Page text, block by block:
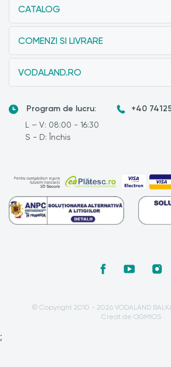
CATALOG
COMENZI SI LIVRARE
VODALAND.RO
Program de lucru:
L – V: 08:00 - 16:30
S - D: Închis
+40
© Copyright 2010 - 2026 VODALAND
Creat de OGMIOS
;